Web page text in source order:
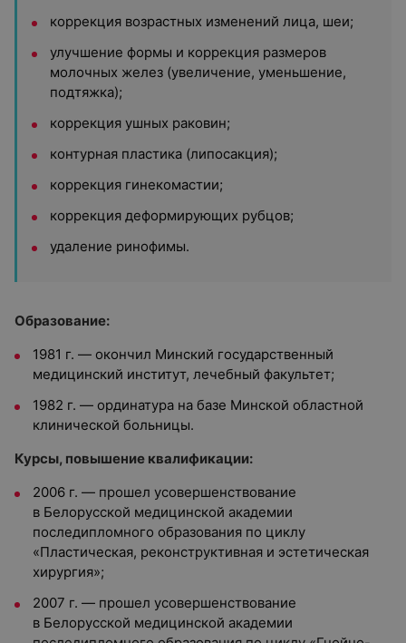
коррекция возрастных изменений лица, шеи;
улучшение формы и коррекция размеров
молочных желез (увеличение, уменьшение,
подтяжка);
коррекция ушных раковин;
контурная пластика (липосакция);
коррекция гинекомастии;
коррекция деформирующих рубцов;
удаление ринофимы.
Образование:
1981 г. — окончил Минский государственный
медицинский институт, лечебный факультет;
1982 г. — ординатура на базе Минской областной
клинической больницы.
Курсы, повышение квалификации:
2006 г. — прошел усовершенствование
в Белорусской медицинской академии
последипломного образования по циклу
«Пластическая, реконструктивная и эстетическая
хирургия»;
2007 г. — прошел усовершенствование
в Белорусской медицинской академии